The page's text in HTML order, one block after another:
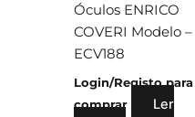
Óculos ENRICO
COVERI Modelo –
ECV188
Login/Registo para
comprar
Ler